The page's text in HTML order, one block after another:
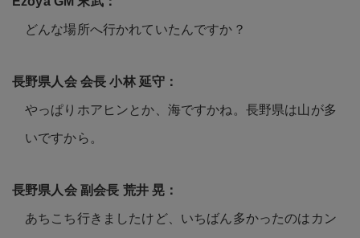
どんな場所へ行かれていたんですか？
やっぱりホアヒンとか、海ですかね。長野県は山が多
いですから。
あちこち行きましたけど、いちばん多かったのはカン